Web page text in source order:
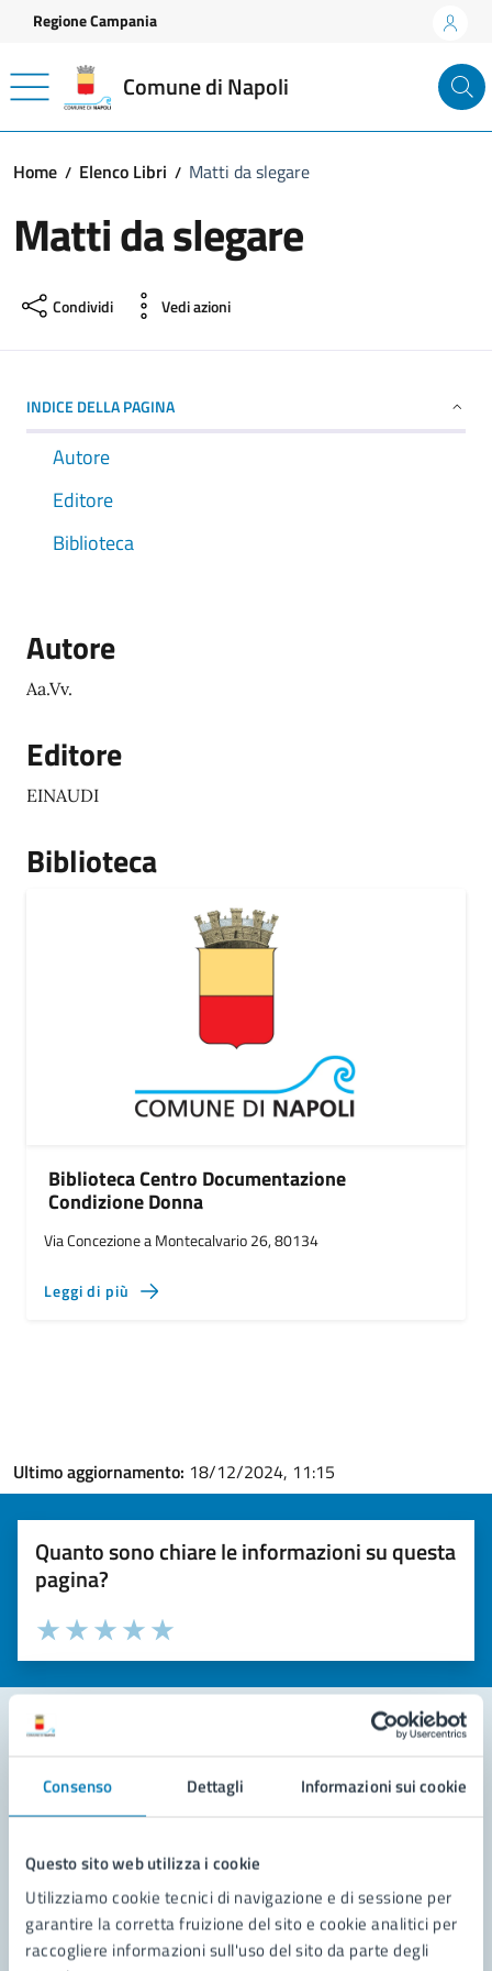
Consenso Dettagli Informazioni sui cookie
Questo sito web utilizza i cookie
Utilizziamo cookie tecnici di navigazione e di sessione per
garantire la corretta fruizione del sito e cookie analitici per
raccogliere informazioni sull'uso del sito da parte degli
Vai ai contenuti
Vai al footer
Regione Campania
Comune di Napoli
Home Elenco Libri Matti da slegare
Matti da slegare
Condividi Vedi azioni
INDICE DELLA PAGINA
Autore
Editore
Biblioteca
Autore
Aa.Vv.
Editore
EINAUDI
Biblioteca
Biblioteca Centro Documentazione
Condizione Donna
Via Concezione a Montecalvario 26, 80134
Leggi di più
Ultimo aggiornamento: 18/12/2024, 11:15
Quanto sono chiare le informazioni su questa
pagina?
Valuta la chiarezza delle informazioni (da 1 a 5 stelle)
Seleziona il numero di stelle per valutare la chiarezza delle
Valuta 5 stelle su 5
Valuta 4 stelle su 5
Valuta 3 stelle su 5
Valuta 2 stelle su 5
Valuta 1 stelle su 5
Contatta il comune
Leggi le domande frequenti
Richiedi assistenza
Prenota appuntamento